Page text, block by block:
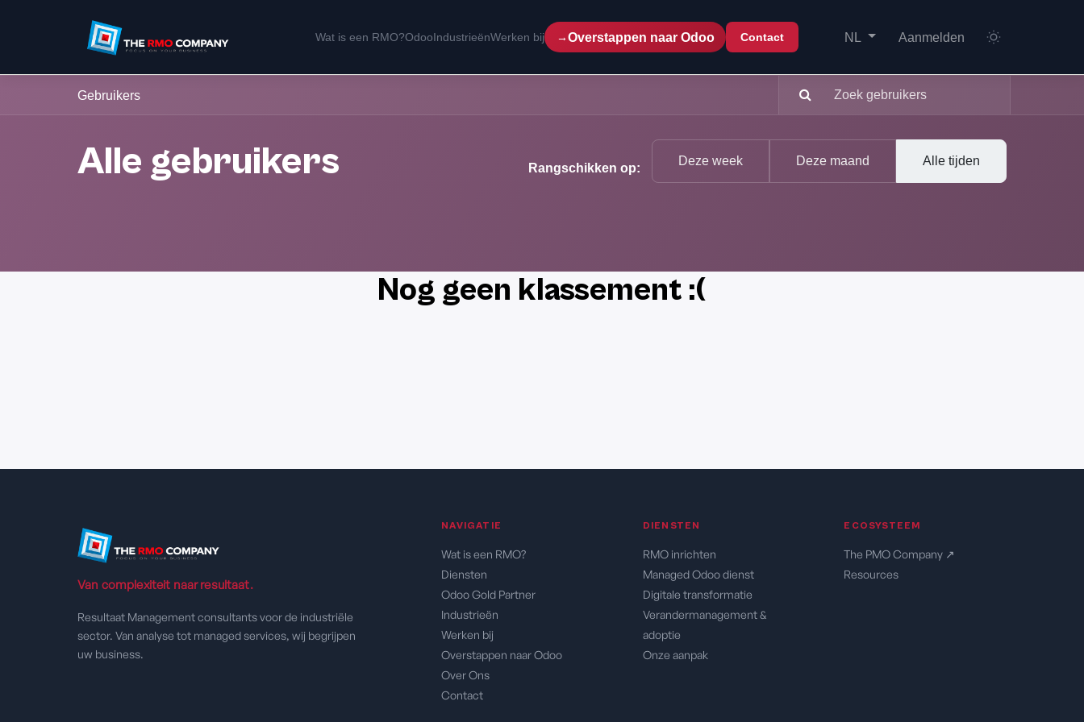
Wat is een RMO?OdooIndustrieënWerken bij Overstappen naar Odoo Contact NL Aanmelden
Gebruikers
Alle gebruikers Rangschikken op:
Deze week Deze maand Alle tijden
Nog geen klassement :(
Van complexiteit naar resultaat.
Resultaat Management consultants voor de industriële
sector. Van analyse tot managed services, wij begrijpen
uw business.
NAVIGATIE
Wat is een RMO?
Diensten
Odoo Gold Partner
Industrieën
Werken bij
Overstappen naar Odoo
Over Ons
Contact
DIENSTEN
RMO inrichten
Managed Odoo dienst
Digitale transformatie
Verandermanagement &
adoptie
Onze aanpak
ECOSYSTEEM
The PMO Company ↗
Resources